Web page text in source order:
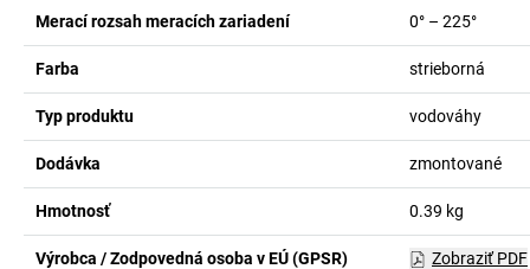
Merací rozsah meracích zariadení 0° – 225°
Farba strieborná
Typ produktu vodováhy
Dodávka zmontované
Hmotnosť 0.39 kg
Výrobca / Zodpovedná osoba v EÚ (GPSR) Zobraziť PDF